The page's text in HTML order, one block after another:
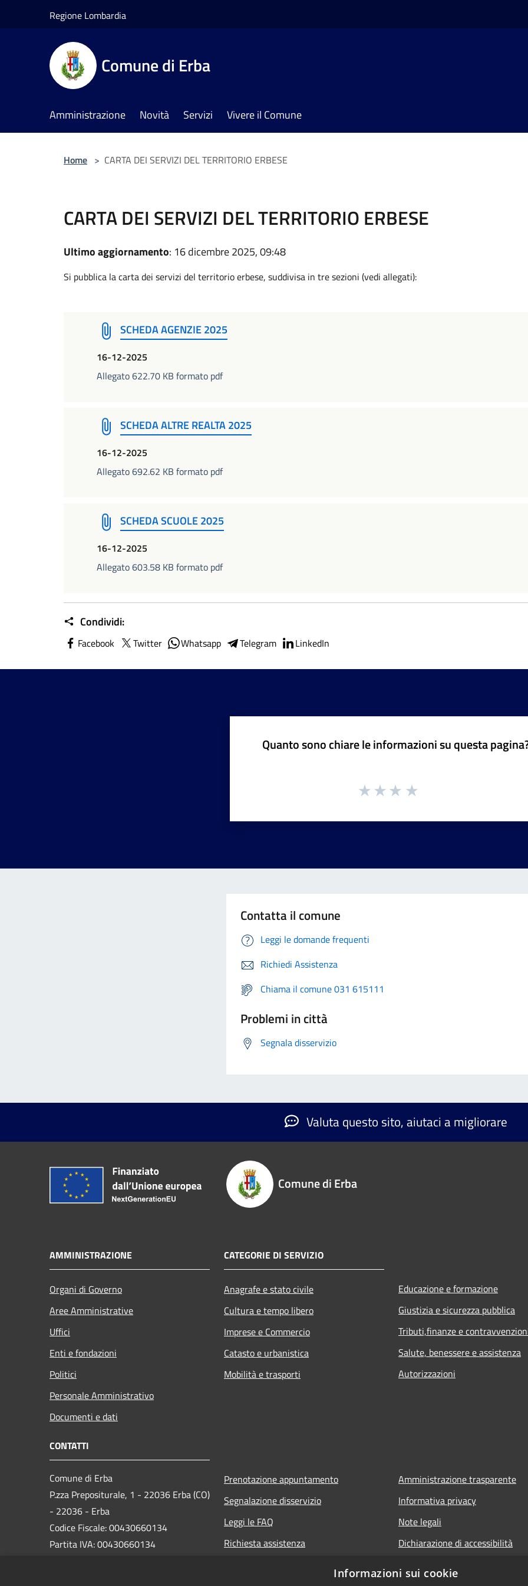
Regione Lombardia
Comune di Erba
Amministrazione Novità Servizi Vivere il Comune
Home > CARTA DEI SERVIZI DEL TERRITORIO ERBESE
CARTA DEI SERVIZI DEL TERRITORIO ERBESE
Ultimo aggiornamento: 16 dicembre 2025, 09:48
Si pubblica la carta dei servizi del territorio erbese, suddivisa in tre sezioni (vedi allegati):
SCHEDA AGENZIE 2025
16-12-2025
Allegato 622.70 KB formato pdf
SCHEDA ALTRE REALTA 2025
16-12-2025
Allegato 692.62 KB formato pdf
SCHEDA SCUOLE 2025
16-12-2025
Allegato 603.58 KB formato pdf
Condividi:
Facebook Twitter Whatsapp Telegram LinkedIn
Quanto sono chiare le informazioni su questa
Contatta il comune
Leggi le domande frequenti
Richiedi Assistenza
Chiama il comune 031 615111
Problemi in città
Segnala disservizio
Valuta questo sito, aiutaci a migliorare
Comune di Erba
AMMINISTRAZIONE
Organi di Governo
Aree Amministrative
Uffici
Enti e fondazioni
Politici
Personale Amministrativo
Documenti e dati
CATEGORIE DI SERVIZIO
Anagrafe e stato civile
Cultura e tempo libero
Imprese e Commercio
Catasto e urbanistica
Mobilità e trasporti
Educazione e formazione
Giustizia e sicurezza pubblica
Tributi,finanze e
Salute, benessere e assistenza
Autorizzazioni
CONTATTI
Comune di Erba
P.zza Prepositurale, 1 - 22036 Erba (CO)
- 22036 - Erba
Codice Fiscale: 00430660134
Partita IVA: 00430660134
Prenotazione appuntamento
Segnalazione disservizio
Leggi le FAQ
Richiesta assistenza
Amministrazione trasparente
Informativa privacy
Note legali
Dichiarazione di accessibilità
Informazioni sui cookie